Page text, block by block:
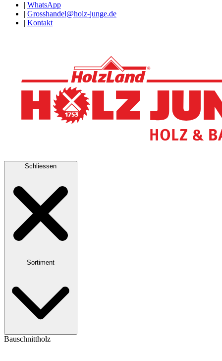
| WhatsApp
| Grosshandel@holz-junge.de
| Kontakt
Schliessen
Sortiment
Bauschnittholz